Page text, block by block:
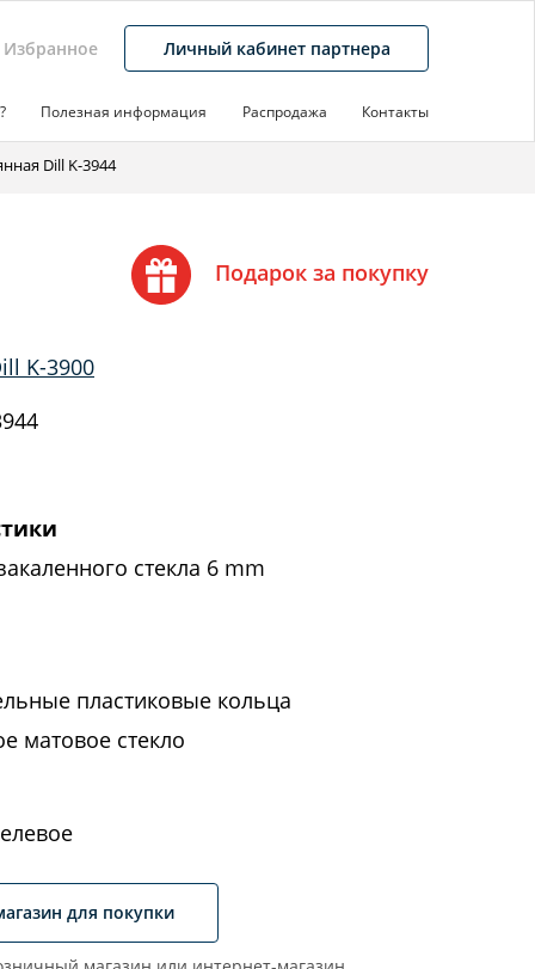
Избранное Личный кабинет партнера
Полезная информация Распродажа Контакты
Dill K-3944
Подарок за покупку
K-3900
стекла 6 mm
пластиковые кольца
матовое стекло
для покупки